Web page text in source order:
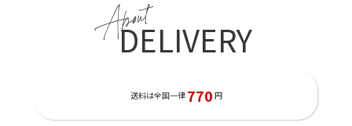
About
DELIVERY
送料は全国一律 770 円